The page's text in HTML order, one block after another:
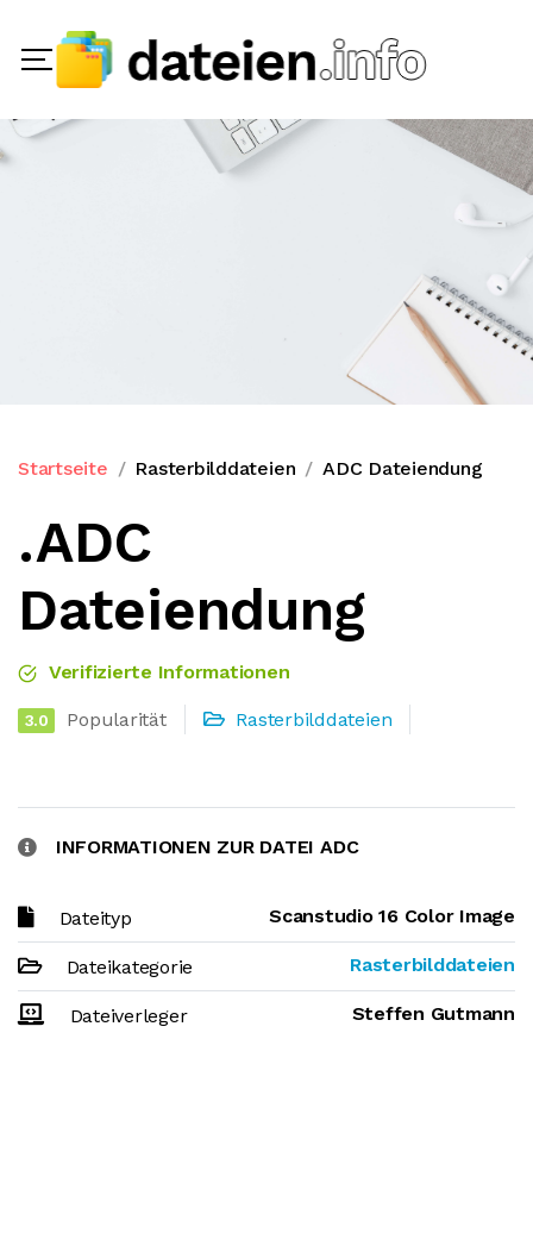
Startseite Rasterbilddateien ADC Dateiendung
.ADC
Dateiendung
Verifizierte Informationen
3.0 Popularität Rasterbilddateien
INFORMATIONEN ZUR DATEI ADC
Dateityp Scanstudio 16 Color Image
Dateikategorie Rasterbilddateien
Dateiverleger Steffen Gutmann